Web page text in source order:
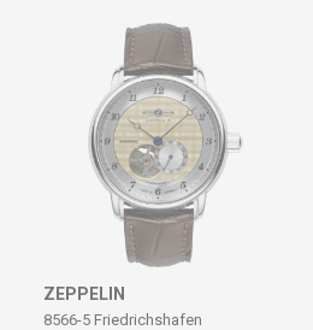
ZEPPELIN
8566-5 Friedrichshafen